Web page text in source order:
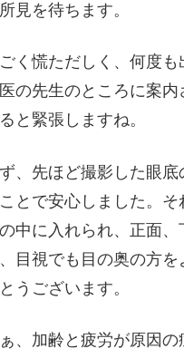
見を待ちます。
く慌ただしく、何度
の先生のところに案
と緊張しますね。
、先ほど撮影した眼
とで安心しました。
中に入れられ、正面
目視でも目の奥の方
うございます。
、加齢と疲労が原因